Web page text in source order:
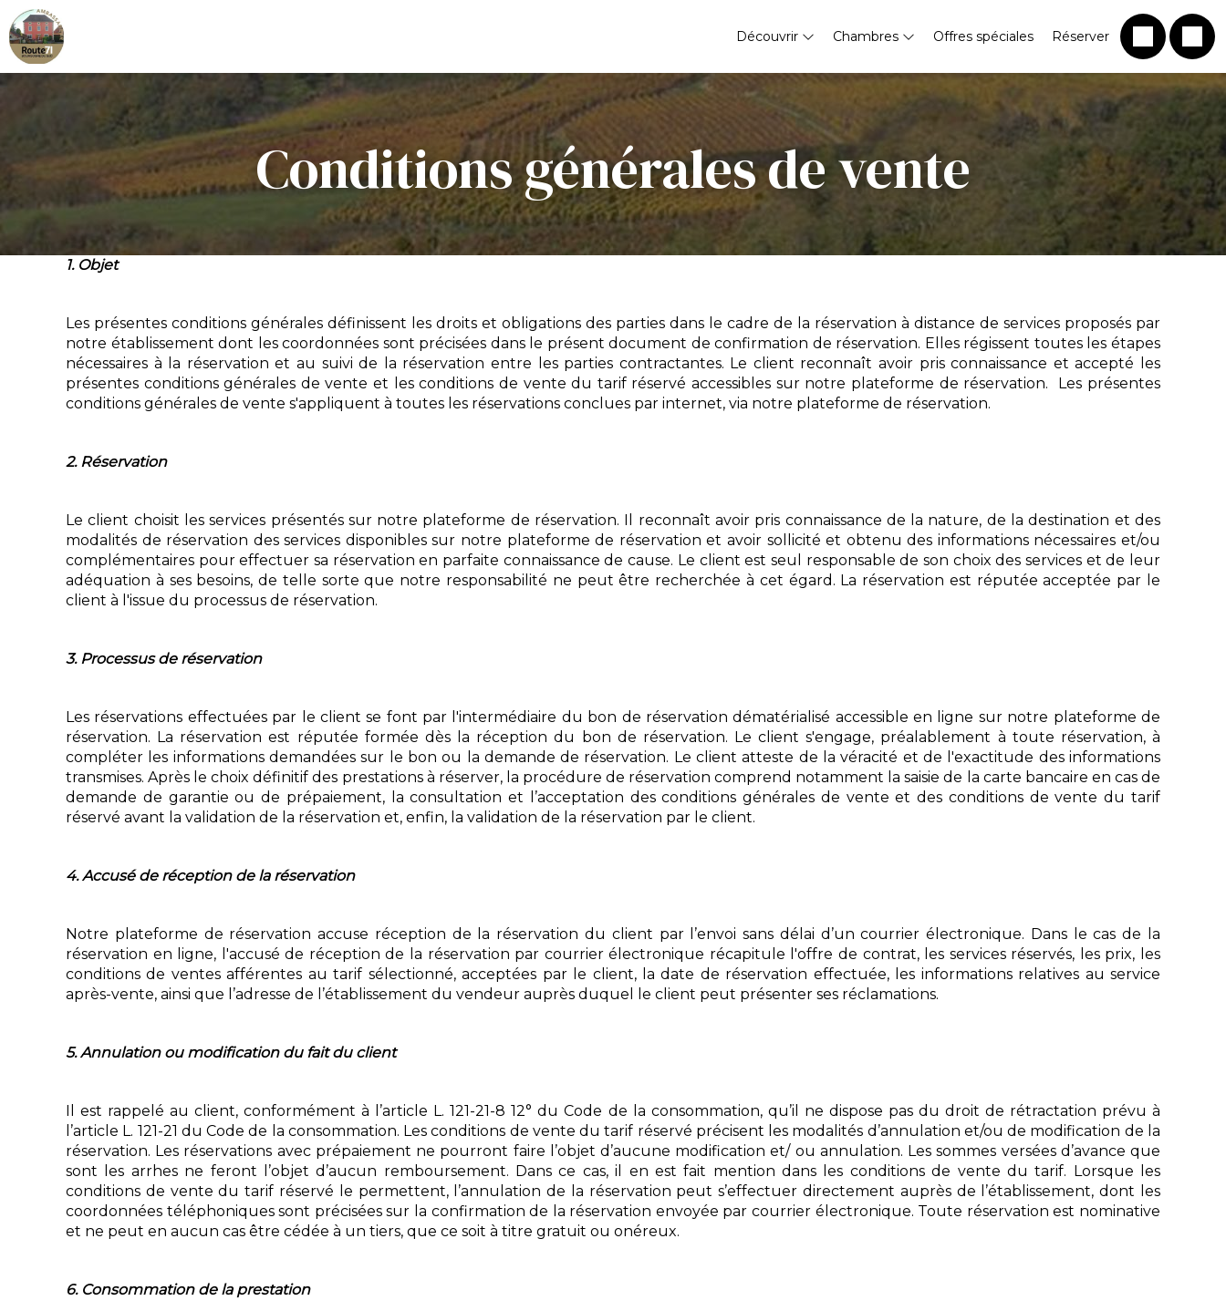
Découvrir Chambres Offres spéciales Réserver
Conditions générales de vente
1. Objet
Les présentes conditions générales définissent les droits et obligations des parties dans le cadre de la réservation à distance de services proposés par
notre établissement dont les coordonnées sont précisées dans le présent document de confirmation de réservation. Elles régissent toutes les étapes
nécessaires à la réservation et au suivi de la réservation entre les parties contractantes. Le client reconnaît avoir pris connaissance et accepté les
présentes conditions générales de vente et les conditions de vente du tarif réservé accessibles sur notre plateforme de réservation. Les présentes
conditions générales de vente s'appliquent à toutes les réservations conclues par internet, via notre plateforme de réservation.
2. Réservation
Le client choisit les services présentés sur notre plateforme de réservation. Il reconnaît avoir pris connaissance de la nature, de la destination et des
modalités de réservation des services disponibles sur notre plateforme de réservation et avoir sollicité et obtenu des informations nécessaires et/ou
complémentaires pour effectuer sa réservation en parfaite connaissance de cause. Le client est seul responsable de son choix des services et de leur
adéquation à ses besoins, de telle sorte que notre responsabilité ne peut être recherchée à cet égard. La réservation est réputée acceptée par le
client à l'issue du processus de réservation.
3. Processus de réservation
Les réservations effectuées par le client se font par l'intermédiaire du bon de réservation dématérialisé accessible en ligne sur notre plateforme de
réservation. La réservation est réputée formée dès la réception du bon de réservation. Le client s'engage, préalablement à toute réservation, à
compléter les informations demandées sur le bon ou la demande de réservation. Le client atteste de la véracité et de l'exactitude des informations
transmises. Après le choix définitif des prestations à réserver, la procédure de réservation comprend notamment la saisie de la carte bancaire en cas de
demande de garantie ou de prépaiement, la consultation et l’acceptation des conditions générales de vente et des conditions de vente du tarif
réservé avant la validation de la réservation et, enfin, la validation de la réservation par le client.
4. Accusé de réception de la réservation
Notre plateforme de réservation accuse réception de la réservation du client par l’envoi sans délai d’un courrier électronique. Dans le cas de la
réservation en ligne, l'accusé de réception de la réservation par courrier électronique récapitule l'offre de contrat, les services réservés, les prix, les
conditions de ventes afférentes au tarif sélectionné, acceptées par le client, la date de réservation effectuée, les informations relatives au service
après-vente, ainsi que l’adresse de l’établissement du vendeur auprès duquel le client peut présenter ses réclamations.
5. Annulation ou modification du fait du client
Il est rappelé au client, conformément à l’article L. 121-21-8 12° du Code de la consommation, qu’il ne dispose pas du droit de rétractation prévu à
l’article L. 121-21 du Code de la consommation. Les conditions de vente du tarif réservé précisent les modalités d’annulation et/ou de modification de la
réservation. Les réservations avec prépaiement ne pourront faire l’objet d’aucune modification et/ ou annulation. Les sommes versées d’avance que
sont les arrhes ne feront l’objet d’aucun remboursement. Dans ce cas, il en est fait mention dans les conditions de vente du tarif. Lorsque les
conditions de vente du tarif réservé le permettent, l’annulation de la réservation peut s’effectuer directement auprès de l’établissement, dont les
coordonnées téléphoniques sont précisées sur la confirmation de la réservation envoyée par courrier électronique. Toute réservation est nominative
et ne peut en aucun cas être cédée à un tiers, que ce soit à titre gratuit ou onéreux.
6. Consommation de la prestation